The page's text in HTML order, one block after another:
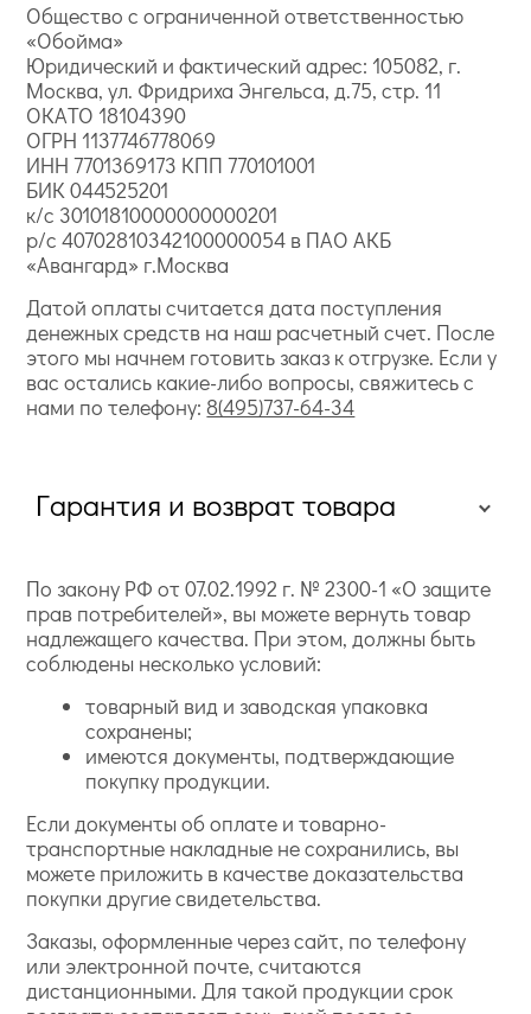
Общество с ограниченной ответственностью
«Обойма»
Юридический и фактический адрес: 105082, г.
Москва, ул. Фридриха Энгельса, д.75, стр. 11
ОКАТО 18104390
ОГРН 1137746778069
ИНН 7701369173 КПП 770101001
БИК 044525201
к/с 30101810000000000201
р/с 40702810342100000054 в ПАО АКБ
«Авангард» г.Москва
Датой оплаты считается дата поступления
денежных средств на наш расчетный счет. После
этого мы начнем готовить заказ к отгрузке. Если у
вас остались какие-либо вопросы, свяжитесь с
нами по телефону: 8(495)737-64-34
Гарантия и возврат товара
По закону РФ от 07.02.1992 г. № 2300-1 «О защите
прав потребителей», вы можете вернуть товар
надлежащего качества. При этом, должны быть
соблюдены несколько условий:
товарный вид и заводская упаковка
сохранены;
имеются документы, подтверждающие
покупку продукции.
Если документы об оплате и товарно-
транспортные накладные не сохранились, вы
можете приложить в качестве доказательства
покупки другие свидетельства.
Заказы, оформленные через сайт, по телефону
или электронной почте, считаются
дистанционными. Для такой продукции срок